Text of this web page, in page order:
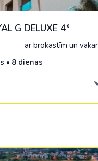
G DELUXE 4*
ar brokastīm un
• 8 dienas